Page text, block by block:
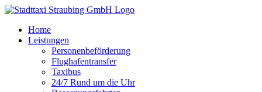
Zum
springenHome
Leistungen
Personenbeförderung
Flughafentransfer
Taxibus
24/7 Rund um die Uhr